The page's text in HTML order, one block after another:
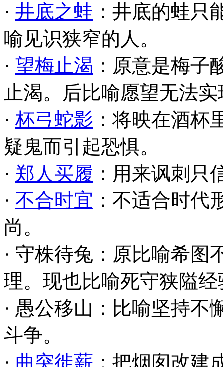
· 井底之蛙 ：井底的蛙只
喻见识狭窄的人。
· 望梅止渴 ：原意是梅子
止渴。后比喻愿望无法
· 杯弓蛇影 ：将映在酒杯
疑鬼而引起恐惧。
· 郑人买履 ：用来讽刺
· 不合时宜 ：不适合时代
尚。
· 守株待兔：原比喻希图
理。现也比喻死守狭隘
· 愚公移山：比喻坚持不
斗争。
· 曲突徙薪 ：把烟囱改建